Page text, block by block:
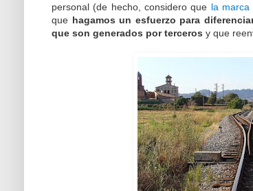
personal (de hecho, considero que la marca
que hagamos un esfuerzo para
que son generados por terceros y que